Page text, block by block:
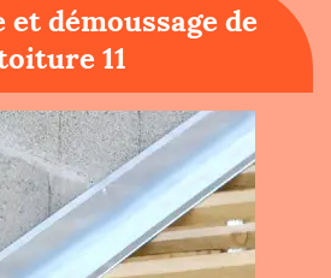
et démoussage de
11